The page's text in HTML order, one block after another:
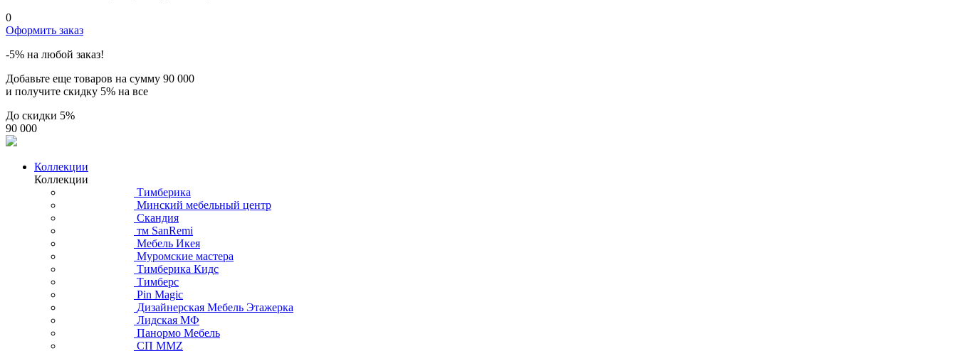
0
Оформить заказ
-5% на любой заказ!
Добавьте еще товаров на сумму 90 000
и получите скидку 5% на все
До скидки 5%
90 000
Коллекции
Коллекции
Тимберика
Минский мебельный центр
Скандия
тм SanRemi
Мебель Икея
Муромские мастера
Тимберика Кидс
Тимберс
Pin Magic
Дизайнерская Мебель Этажерка
Лидская МФ
Панормо Мебель
СП ММZ